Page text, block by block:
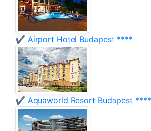
✔️ Airport Hotel Budapest ****
✔️ Aquaworld Resort Budapest ****